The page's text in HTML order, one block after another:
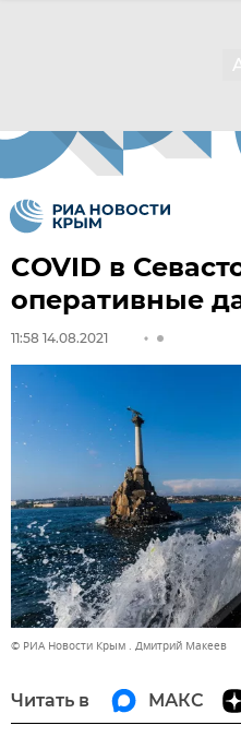
COVID в
оперативные
11:58 14.08.2021
© РИА Новости Крым . Дмитрий Макеев
Читать в МАКС